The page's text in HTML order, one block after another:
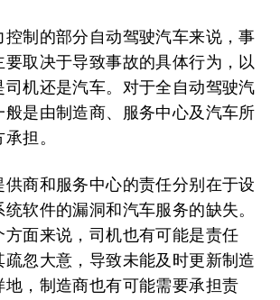
控制的部分自动驾驶汽车来说，事
取决于导致事故的具体行为，以
司机还是汽车。对于全自动驾驶汽
般是由制造商、服务中心及汽车所
担。
商和服务中心的责任分别在于设
软件的漏洞和汽车服务的缺失。
方面来说，司机也有可能是责任
忽大意，导致未能及时更新制造
地，制造商也有可能需要承担责